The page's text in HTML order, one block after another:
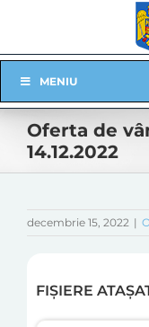
Navigation
MENIU
Oferta de
14.12.2022
decembrie 15, 2022 |
FIȘIERE